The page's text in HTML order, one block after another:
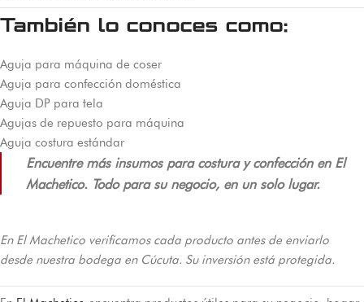
También lo conoces como:
Aguja para máquina de coser
Aguja para confección doméstica
Aguja DP para tela
Agujas de repuesto para máquina
Aguja costura estándar
Encuentre más insumos para costura y confección en El
Machetico. Todo para su negocio, en un solo lugar.
En El Machetico verificamos cada producto antes de enviarlo
desde nuestra bodega en Cúcuta. Su inversión está protegida.